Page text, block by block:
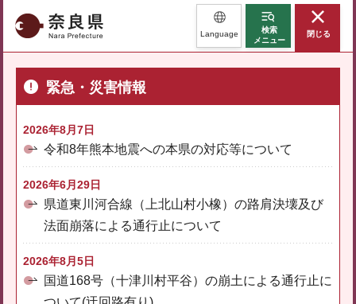
奈良県 Language
検索
メニュー
閉じる
緊急・災害情報
2026年8月7日
令和8年熊本地震への本県の対応等について
2026年6月29日
県道東川河合線（上北山村小橡）の路肩決壊及び
法面崩落による通行止について
2026年8月5日
国道168号（十津川村平谷）の崩土による通行止に